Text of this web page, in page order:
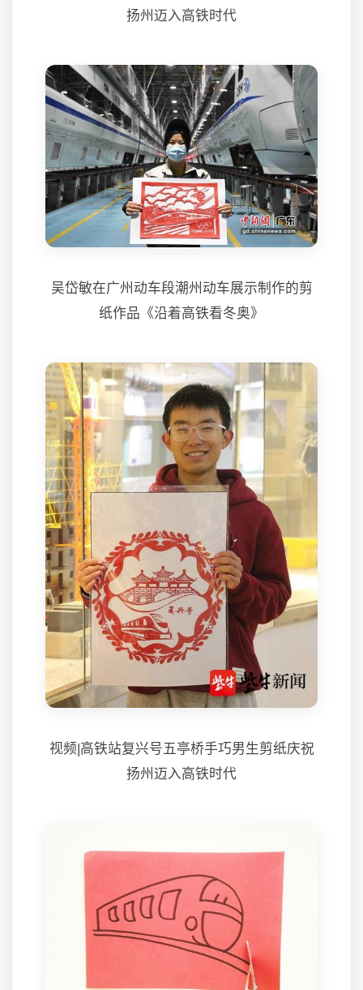
扬州迈入高铁时代
吴岱敏在广州动车段潮州动车展示制作的剪
纸作品《沿着高铁看冬奥》
视频|高铁站复兴号五亭桥手巧男生剪纸庆祝
扬州迈入高铁时代